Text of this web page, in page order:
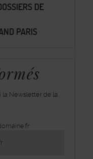
DE
PARIS
la Newsletter de la